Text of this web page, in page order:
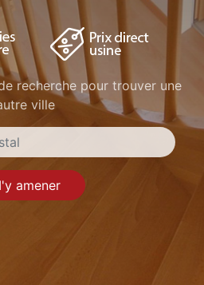
recherche pour trouver une
ville
amener